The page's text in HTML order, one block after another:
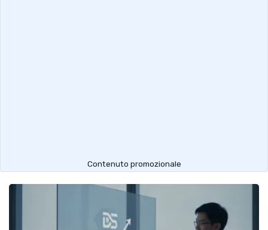
Contenuto promozionale